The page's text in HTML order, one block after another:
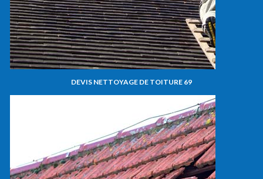
DEVIS NETTOYAGE DE TOITURE 69